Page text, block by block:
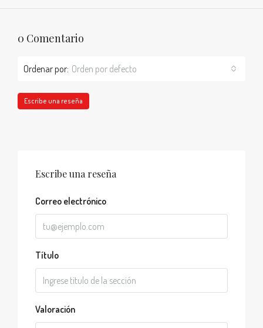
0 Comentario
Ordenar por: Orden por defecto
Escribe una reseña
Escribe una reseña
Correo electrónico
Título
Valoración